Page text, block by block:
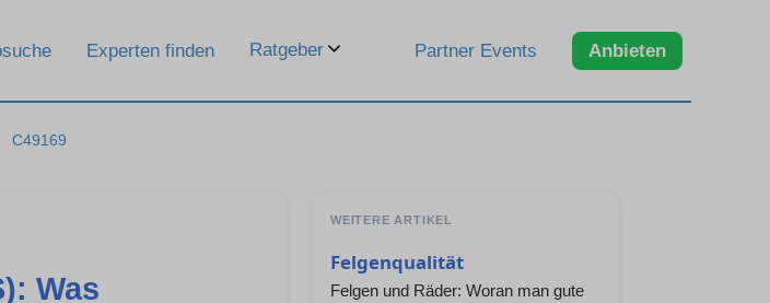
Experten finden Ratgeber Partner Events Anbieten
C49169
Was
WEITERE ARTIKEL
Felgenqualität
Felgen und Räder: Woran man gute